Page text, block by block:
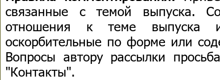
связанные с темой выпуска.
отношения к теме выпуска
оскорбительные по форме или
Вопросы автору рассылки
"Контакты".